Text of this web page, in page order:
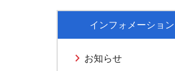
インフォメーション
お知らせ